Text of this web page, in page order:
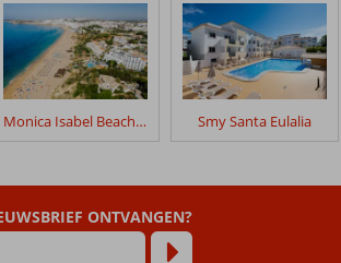
Monica Isabel Beach Club Smy Santa Eulalia
ONTVANGEN?